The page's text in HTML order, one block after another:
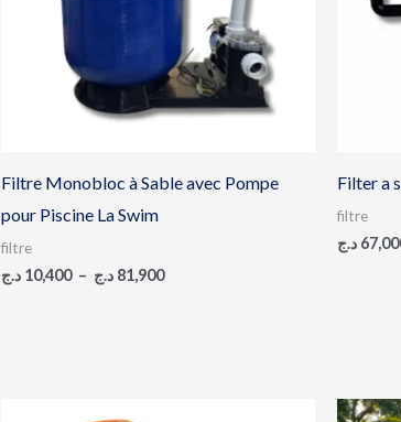
Filtre Monobloc à Sable avec Pompe
pour Piscine La Swim
filtre
10,400 د.ج – 81,900 د.ج
Filter a
filtre
د.ج